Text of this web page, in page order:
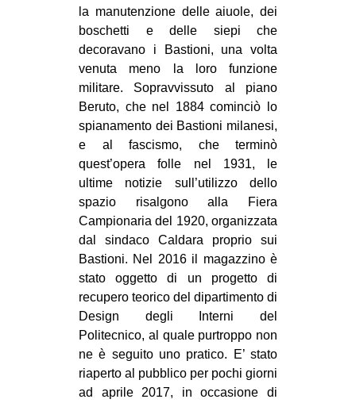
la manutenzione delle aiuole, dei
boschetti e delle siepi che
decoravano i Bastioni, una volta
venuta meno la loro funzione
militare. Sopravvissuto al piano
Beruto, che nel 1884 cominciò lo
spianamento dei Bastioni milanesi,
e al fascismo, che terminò
quest’opera folle nel 1931, le
ultime notizie sull’utilizzo dello
spazio risalgono alla Fiera
Campionaria del 1920, organizzata
dal sindaco Caldara proprio sui
Bastioni. Nel 2016 il magazzino è
stato oggetto di un progetto di
recupero teorico del dipartimento di
Design degli Interni del
Politecnico, al quale purtroppo non
ne è seguito uno pratico. E’ stato
riaperto al pubblico per pochi giorni
ad aprile 2017, in occasione di